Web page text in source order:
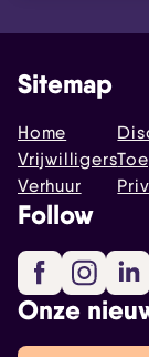
Sitemap
Home
Vrijwilligers
Verhuur
Follow
Facebook
Onze